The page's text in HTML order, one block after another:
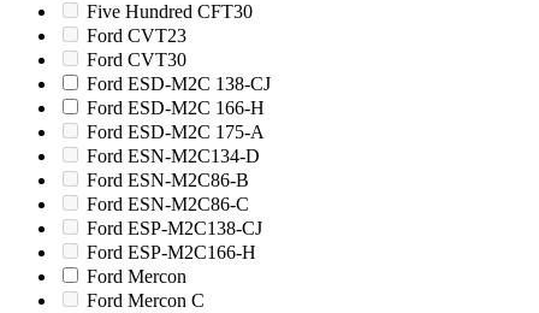
Five Hundred CFT30
Ford CVT23
Ford CVT30
Ford ESD-M2C 138-CJ
Ford ESD-M2C 166-H
Ford ESD-M2C 175-A
Ford ESN-M2C134-D
Ford ESN-M2C86-B
Ford ESN-M2C86-C
Ford ESP-M2C138-CJ
Ford ESP-M2C166-H
Ford Mercon
Ford Mercon C